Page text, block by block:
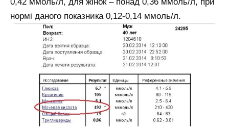
нормі даного показника 0,12-0,14 ммоль/л.